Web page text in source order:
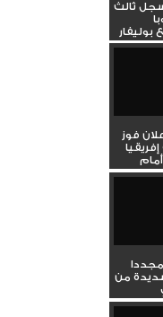
ثالث
بوليفار
فوز
من